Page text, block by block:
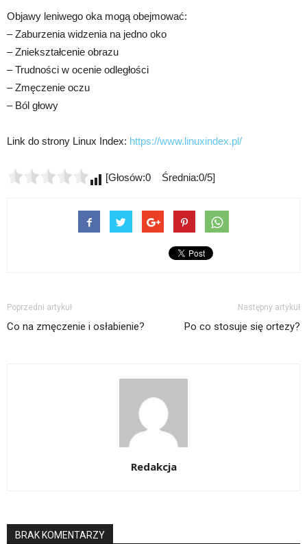
Objawy leniwego oka mogą obejmować:
– Zaburzenia widzenia na jedno oko
– Zniekształcenie obrazu
– Trudności w ocenie odległości
– Zmęczenie oczu
– Ból głowy
Link do strony Linux Index: https://www.linuxindex.pl/
[Głosów:0 Średnia:0/5]
Poprzedni artykuł
Co na zmęczenie i osłabienie?
Następny artykuł
Po co stosuje się ortezy?
Redakcja
BRAK KOMENTARZY